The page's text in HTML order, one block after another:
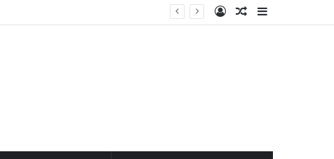
Sidebar
Random
Log